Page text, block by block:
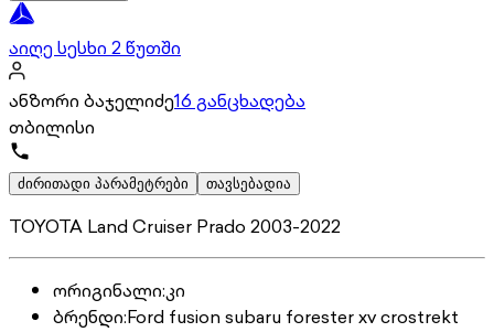
აიღე სესხი 2 წუთში
ანზორი ბაჯელიძე16 განცხადება
თბილისი
ძირითადი პარამეტრები თავსებადია
TOYOTA Land Cruiser Prado 2003-2022
ორიგინალი:კი
ბრენდი:Ford fusion subaru forester xv crostrekt